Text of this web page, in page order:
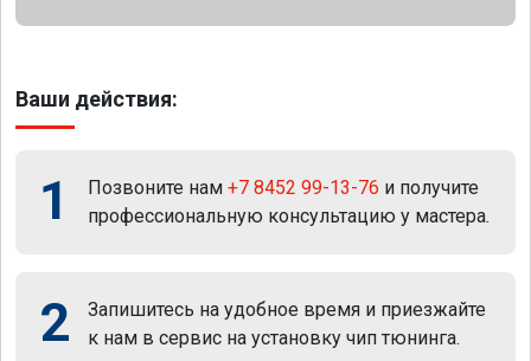
Ваши действия:
1 Позвоните нам +7 8452 99-13-76 и получите
профессиональную консультацию у мастера.
2
Запишитесь на удобное время и приезжайте
к нам в сервис на установку чип тюнинга.